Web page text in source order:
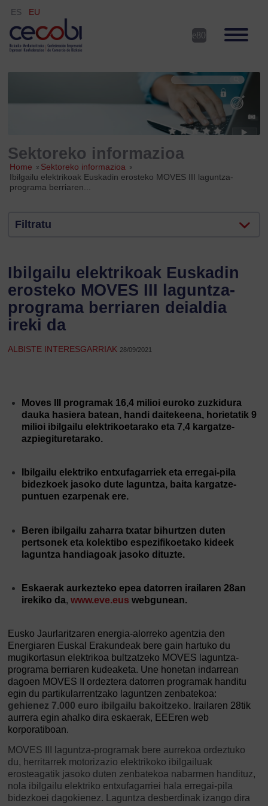
ES EU
Sektoreko informazioa
Home » Sektoreko informazioa »
Ibilgailu elektrikoak Euskadin erosteko MOVES III laguntza-
programa berriaren...
Filtratu
Ibilgailu elektrikoak Euskadin
erosteko MOVES III laguntza-
programa berriaren deialdia
ireki da
ALBISTE INTERESGARRIAK 28/09/2021
Moves III programak 16,4 milioi euroko zuzkidura
dauka hasiera batean, handi daitekeena, horietatik 9
milioi ibilgailu elektrikoetarako eta 7,4 kargatze-
azpiegituretarako.
Ibilgailu elektriko entxufagarriek eta erregai-pila
bidezkoek jasoko dute laguntza, baita kargatze-
puntuen ezarpenak ere.
Beren ibilgailu zaharra txatar bihurtzen duten
pertsonek eta kolektibo espezifikoetako kideek
laguntza handiagoak jasoko dituzte.
Eskaerak aurkezteko epea datorren irailaren 28an
irekiko da,www.eve.eus webgunean.
Eusko Jaurlaritzaren energia-alorreko agentzia den
Energiaren Euskal Erakundeak bere gain hartuko du
mugikortasun elektrikoa bultzatzeko MOVES laguntza-
programa berriaren kudeaketa. Une honetan indarrean
dagoen MOVES II ordeztera datorren programak handitu
egin du partikularrentzako laguntzen zenbatekoa:
gehienez 7.000 euro ibilgailu bakoitzeko. Irailaren 28tik
aurrera egin ahalko dira eskaerak, EEEren web
korporatiboan.
MOVES III laguntza-programak bere aurrekoa ordeztuko
du, herritarrek motorizazio elektrikoko ibilgailuak
erosteagatik jasoko duten zenbatekoa nabarmen handituz,
nola ibilgailu elektriko entxufagarriei hala erregai-pila
bidezkoei dagokienez. Laguntza desberdinak izango dira